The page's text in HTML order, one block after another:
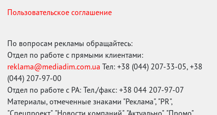
Пользовательское соглашение
По вопросам рекламы обращайтесь:
Отдел по работе с прямыми клиентами:
reklama@mediadim.com.ua Тел: +38 (044) 207-33-05, +38
(044) 207-97-00
Отдел по работе с РА: Тел./факс: +38 044 207-97-07
Материалы, отмеченные знаками "Реклама", "PR",
"Спецпроект", "Новости компаний", "Актуально", "Промо",